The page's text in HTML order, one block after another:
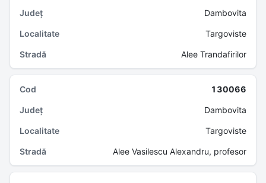
Dambovita
Targoviste
Alee Trandafirilor
130066
Dambovita
Targoviste
Alee Vasilescu Alexandru, profesor